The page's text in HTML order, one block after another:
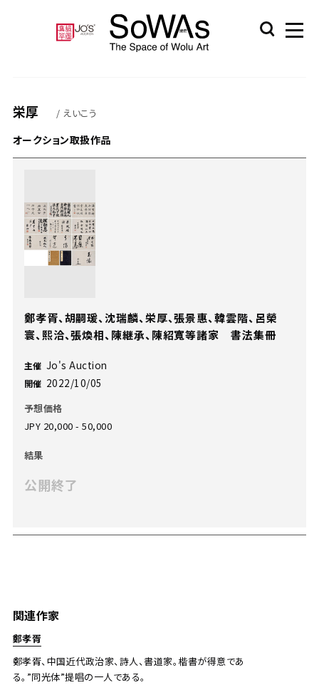
栄厚 / えいこう
関連作家
鄭孝胥
鄭孝胥、中国近代政治家、詩人、書道家。楷書が得意であ
る。”同光体”提唱の一人である。
オークション取扱作品
鄭孝胥、胡嗣瑗、沈瑞麟、栄厚、張景惠、韓雲階、呂榮
寰、熙洽、張煥相、陳継承、陳紹寬等諸家 書法集冊
主催 Jo's Auction
開催 2022/10/05
予想価格
JPY 20,000 - 50,000
結果
公開終了